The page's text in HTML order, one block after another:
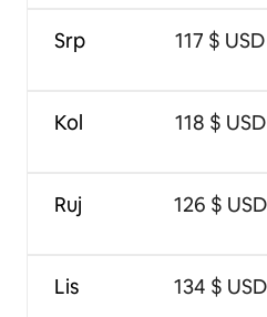
Srp
Kol
Ruj
Lis
117 $ USD
118 $ USD
126 $ USD
134 $ USD